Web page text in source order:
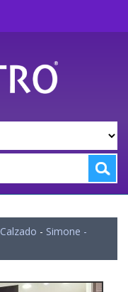
Calzado - Simone -